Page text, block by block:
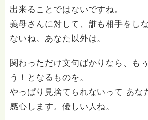
出来ることではないですね。
義母さんに対して、誰も相手をし
ないね。あなた以外は。
関わっただけ文句ばかりなら、も
う！となるものを。
やっぱり見捨てられないって あな
感心します。優しい人ね。